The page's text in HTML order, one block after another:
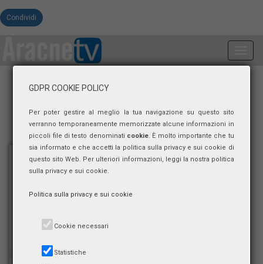
Condividi
GDPR COOKIE POLICY
Per poter gestire al meglio la tua navigazione su questo sito
verranno temporaneamente memorizzate alcune informazioni in
piccoli file di testo denominati cookie. È molto importante che tu
sia informato e che accetti la politica sulla privacy e sui cookie di
questo sito Web. Per ulteriori informazioni, leggi la nostra politica
sulla privacy e sui cookie.
Politica sulla privacy e sui cookie
Cookie necessari
Statistiche